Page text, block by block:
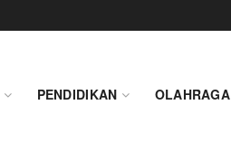
PENDIDIKAN OLAHRAGA